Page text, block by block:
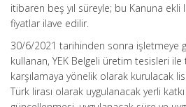
itibaren beş yıl süreyle; bu Kanuna ekli
fiyatlar ilave edilir.
30/6/2021 tarihinden sonra işletmeye
kullanan, YEK Belgeli üretim tesisleri ile
karşılamaya yönelik olarak kurulacak
Türk lirası olarak uygulanacak yerli